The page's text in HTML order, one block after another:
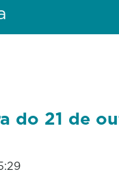
do 21 de